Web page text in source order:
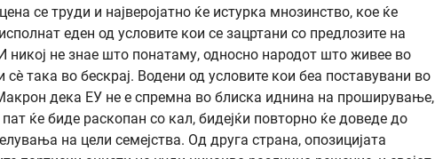
се труди и најверојатно ќе истурка мнозинство, кое ќе
еден од условите кои се зацртани со предлозите на
никој не знае што понатаму, односно народот што живее во
така во бескрај. Водени од условите кои беа поставувани во
дека ЕУ не е спремна во блиска иднина на проширување,
ќе биде раскопан со кал, бидејќи повторно ќе доведе до
на цели семејства. Од друга страна, опозицијата